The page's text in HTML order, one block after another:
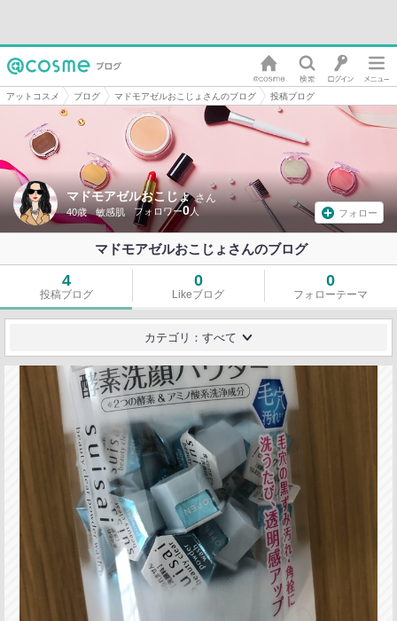
アットコスメ ブログ マドモアゼルおこじょさんのブログ 投稿ブログ
マドモアゼルおこじょ さん
40歳 敏感肌 0 フォロー
マドモアゼルおこじょさんのブログ
4
投稿ブログ
0
Likeブログ
0
フォローテーマ
カテゴリ：すべて